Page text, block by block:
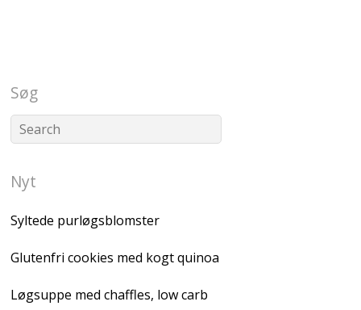
Søg
Nyt
Syltede purløgsblomster
Glutenfri cookies med kogt quinoa
Løgsuppe med chaffles, low carb